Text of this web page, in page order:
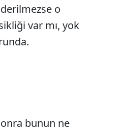
o
var mı, yok
bunun ne